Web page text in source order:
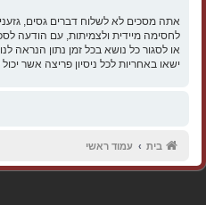
ישאו באחריות לכל ניסיון פריצה אשר
בית עמוד ראשי